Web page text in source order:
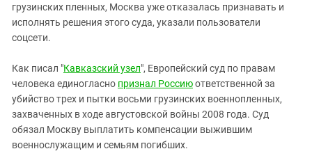
СКФО
Ставропольский край
Южная Осетия
Южный Кавказ
ЮФО
грузинских пленных, Москва уже отказалась признавать и
исполнять решения этого суда, указали пользователи
соцсети.
Как писал "Кавказский узел", Европейский суд по правам
человека единогласно признал Россиюответственной за
убийство трех и пытки восьми грузинских военнопленных,
захваченных в ходе августовской войны 2008 года. Суд
обязал Москву выплатить компенсации выжившим
военнослужащим и семьям погибших.